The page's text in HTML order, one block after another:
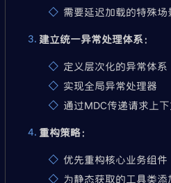
需要延迟加载的特殊场
建立统一异常处理体系 ：
定义层次化的异常体系
实现全局异常处理器
通过MDC传递请求上
重构策略：
优先重构核心业务组件
为静态获取的工具类